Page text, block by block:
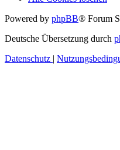
Powered by phpBB® Forum
Deutsche Übersetzung durch
Datenschutz |